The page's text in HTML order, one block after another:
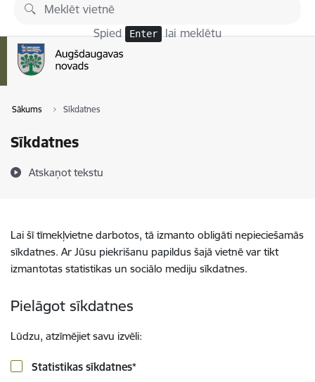
Pāriet uz lapas saturu
Spied Enter lai meklētu
Sākums Sīkdatnes
Sīkdatnes
Atskaņot tekstu
Lai šī tīmekļvietne darbotos, tā izmanto obligāti nepieciešamās
sīkdatnes. Ar Jūsu piekrišanu papildus šajā vietnē var tikt
izmantotas statistikas un sociālo mediju sīkdatnes.
Pielāgot sīkdatnes
Lūdzu, atzīmējiet savu izvēli:
Statistikas sīkdatnes*